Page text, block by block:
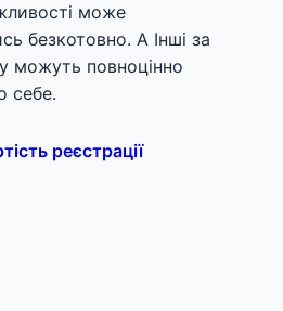
може
безкотовно. А Інші за
можуть повноцінно
себе.
реєстрації